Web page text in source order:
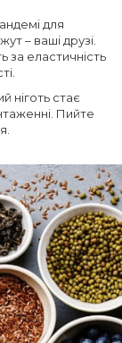
для
– ваші друзі.
за еластичність
ніготь стає
Пийте